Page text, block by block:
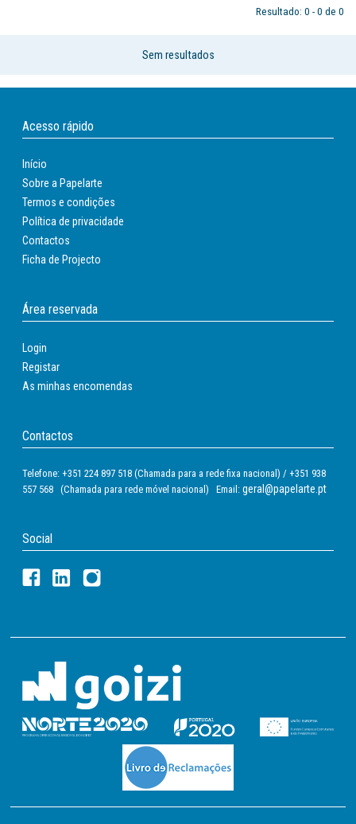
Resultado: 0 - 0 de 0
Sem resultados
Acesso rápido
Início
Sobre a Papelarte
Termos e condições
Política de privacidade
Contactos
Ficha de Projecto
Área reservada
Login
Registar
As minhas encomendas
Contactos
Telefone: +351 224 897 518 (Chamada para a rede fixa nacional) / +351 938
557 568 (Chamada para rede móvel nacional) Email: geral@papelarte.pt
Social